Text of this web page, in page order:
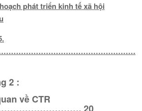
phát triển kinh tế xã hội
2 :
về CTR